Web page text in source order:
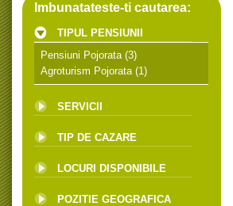
Imbunatateste-ti cautarea:
TIPUL PENSIUNII
Pensiuni Pojorata(3)
Agroturism Pojorata(1)
SERVICII
TIP DE CAZARE
LOCURI DISPONIBILE
POZITIE GEOGRAFICA